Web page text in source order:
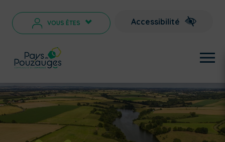
VOUS ÊTES > Accessibilité